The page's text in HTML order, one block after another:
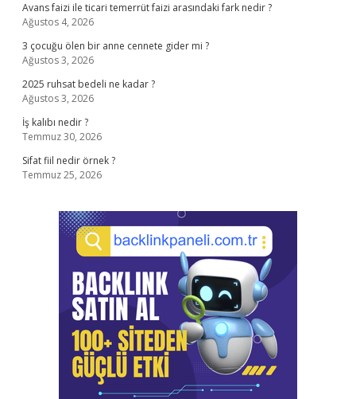
Avans faizi ile ticari temerrüt faizi arasındaki fark nedir ?
Ağustos 4, 2026
3 çocuğu ölen bir anne cennete gider mi ?
Ağustos 3, 2026
2025 ruhsat bedeli ne kadar ?
Ağustos 3, 2026
İş kalıbı nedir ?
Temmuz 30, 2026
Sifat fiil nedir örnek ?
Temmuz 25, 2026